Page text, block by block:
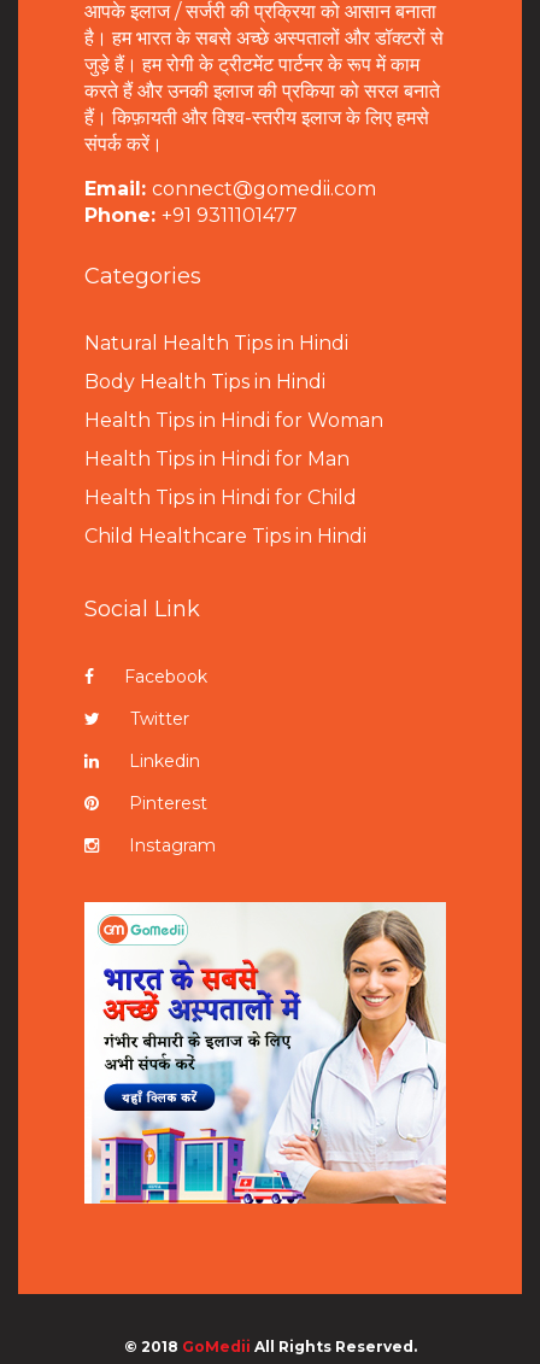
आपके इलाज / सर्जरी की प्रक्रिया को आसान बनाता
है। हम भारत के सबसे अच्छे अस्पतालों और डॉक्टरों से
जुड़े हैं। हम रोगी के ट्रीटमेंट पार्टनर के रूप में काम
करते हैं और उनकी इलाज की प्रकिया को सरल बनाते
हैं। किफ़ायती और विश्व-स्तरीय इलाज के लिए हमसे
संपर्क करें।
Email: connect@gomedii.com
Phone: +91 9311101477
Categories
Natural Health Tips in Hindi
Body Health Tips in Hindi
Health Tips in Hindi for Woman
Health Tips in Hindi for Man
Health Tips in Hindi for Child
Child Healthcare Tips in Hindi
Social Link
Facebook
Twitter
Linkedin
Pinterest
Instagram
© 2018 GoMedii All Rights Reserved.